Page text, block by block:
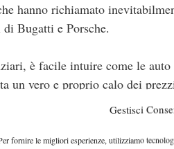
Gestisci
fornire le migliori esperienze, utilizziamo
hanno richiamato
Bugatti e Porsche.
è facile intuire come le
un vero e proprio calo dei
Cavallino Rampante, che ha
che risale addirittura al
che risale al 1938.